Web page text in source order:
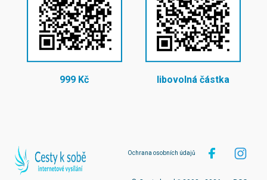
999 Kč libovolná částka
Ochrana osobních údajů